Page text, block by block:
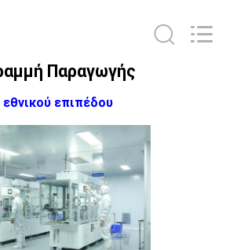
Παραγωγής
επιπέδου